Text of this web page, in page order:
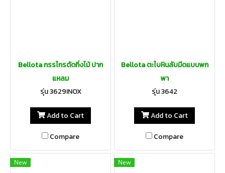
Bellota กรรไกรตัดกิ่งไม้ ปาก
แหลม
รุ่น 3629INOX
Add to Cart
Compare
Bellota ตะไบหินลับมีดแบบพก
พา
รุ่น 3642
Add to Cart
Compare
New New